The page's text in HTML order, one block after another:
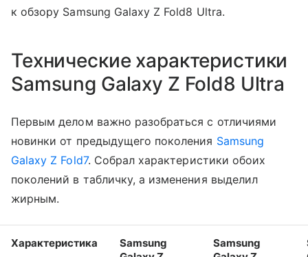
к обзору Samsung Galaxy Z Fold8 Ultra.
Технические характеристики
Samsung Galaxy Z Fold8 Ultra
Первым делом важно разобраться с отличиями
новинки от предыдущего поколения Samsung
Galaxy Z Fold7. Собрал характеристики обоих
поколений в табличку, а изменения выделил
жирным.
Характеристика
Samsung
Samsung